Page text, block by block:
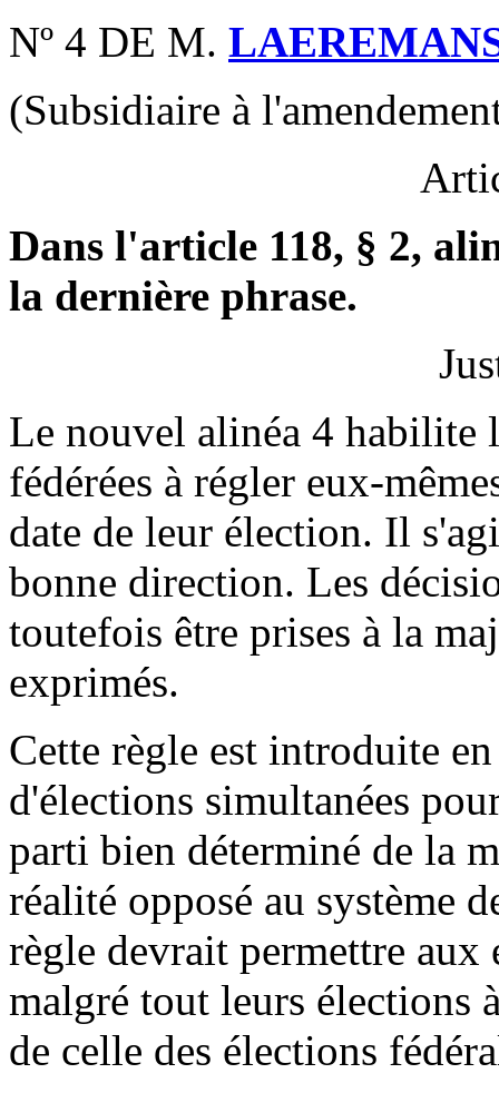
Nº 4 DE M.
(Subsidiaire à
Dans l'article 118, § 2,
la dernière phrase.
Le nouvel alinéa 4 habilite
fédérées à régler eux-
date de leur élection. Il
bonne direction. Les
toutefois être prises à la
exprimés.
Cette règle est introduite
d'élections simultanées
parti bien déterminé de la
réalité opposé au système
règle devrait permettre aux
malgré tout leurs élections
de celle des élections